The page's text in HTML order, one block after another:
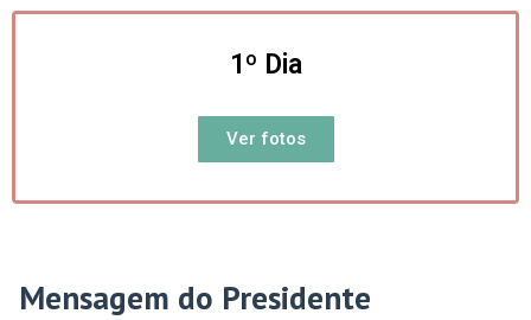
1º Dia
Ver fotos
Mensagem do Presidente